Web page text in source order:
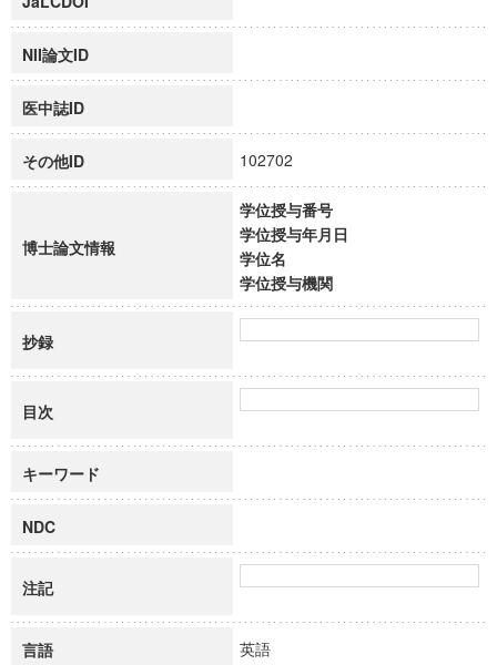
NII論文ID
医中誌ID
その他ID 102702
博士論文情報
学位授与番号
学位授与年月日
学位名
学位授与機関
抄録
目次
キーワード
NDC
注記
言語 英語